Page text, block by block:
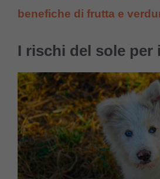
benefiche di frutta e
I rischi del sole per